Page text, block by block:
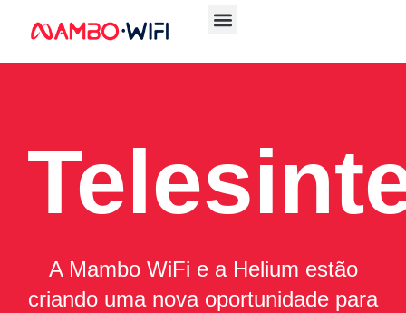
A Mambo WiFi e a Helium estão
criando uma nova oportunidade para